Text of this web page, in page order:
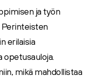
ja työn
erilaisia
opetusauloja.
mikä mahdollistaa